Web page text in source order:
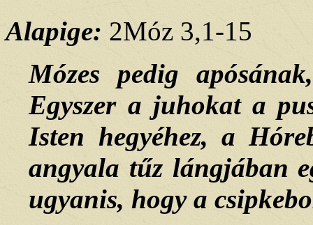
Alapige: 2Móz 3,1-15
Mózes pedig
Egyszer a juhokat a
Isten hegyéhez, a
angyala tűz lángjában
ugyanis, hogy a